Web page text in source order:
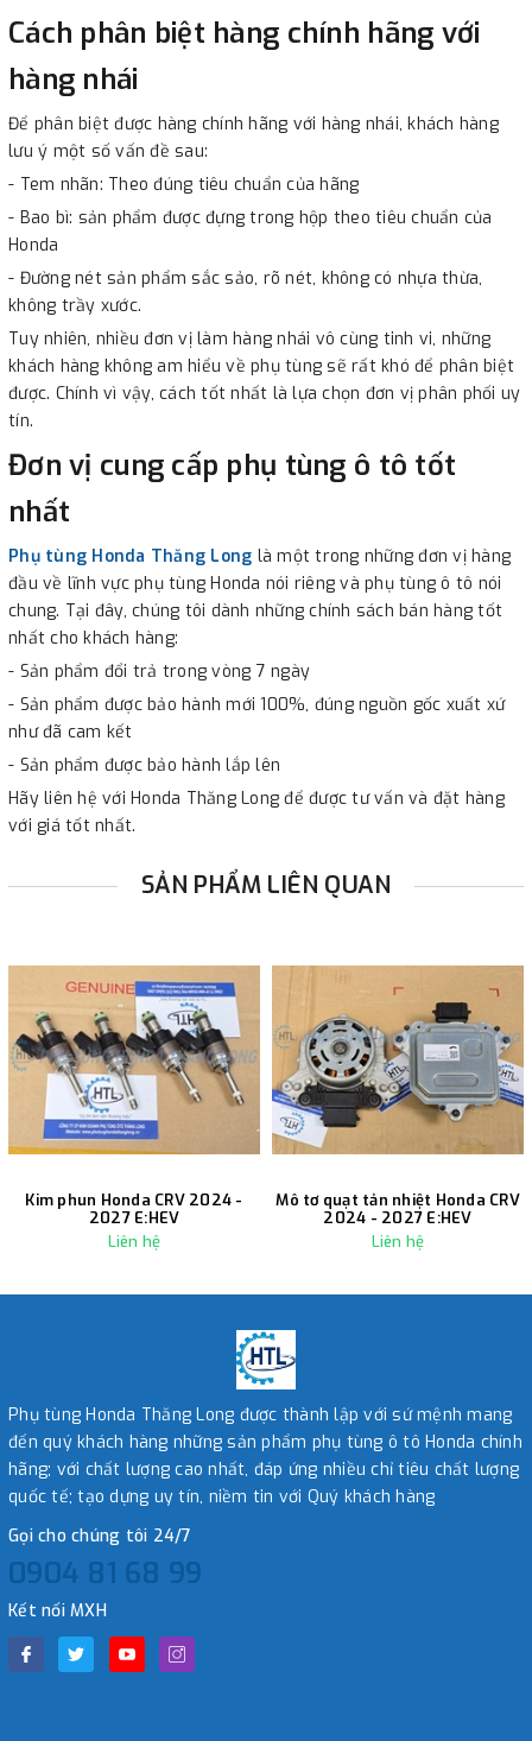
Cách phân biệt hàng chính hãng với
hàng nhái
Để phân biệt được hàng chính hãng với hàng nhái, khách hàng
lưu ý một số vấn đề sau:
- Tem nhãn: Theo đúng tiêu chuẩn của hãng
- Bao bì: sản phẩm được đựng trong hộp theo tiêu chuẩn của
Honda
- Đường nét sản phẩm sắc sảo, rõ nét, không có nhựa thừa,
không trầy xước.
Tuy nhiên, nhiều đơn vị làm hàng nhái vô cùng tinh vi, những
khách hàng không am hiểu về phụ tùng sẽ rất khó để phân biệt
được. Chính vì vậy, cách tốt nhất là lựa chọn đơn vị phân phối uy
tín.
Đơn vị cung cấp phụ tùng ô tô tốt
nhất
Phụ tùng Honda Thăng Long là một trong những đơn vị hàng
đầu về lĩnh vực phụ tùng Honda nói riêng và phụ tùng ô tô nói
chung. Tại đây, chúng tôi dành những chính sách bán hàng tốt
nhất cho khách hàng:
- Sản phẩm đổi trả trong vòng 7 ngày
- Sản phẩm được bảo hành mới 100%, đúng nguồn gốc xuất xứ
như đã cam kết
- Sản phẩm được bảo hành lắp lên
Hãy liên hệ với Honda Thăng Long để được tư vấn và đặt hàng
với giá tốt nhất.
SẢN PHẨM LIÊN QUAN
Kim phun Honda CRV 2024 -
2027 E:HEV
Liên hệ
Mô tơ quạt tản nhiệt Honda CRV
2024 - 2027 E:HEV
Liên hệ
Phụ tùng Honda Thăng Long được thành lập với sứ mệnh mang
đến quý khách hàng những sản phẩm phụ tùng ô tô Honda chính
hãng; với chất lượng cao nhất, đáp ứng nhiều chỉ tiêu chất lượng
quốc tế; tạo dựng uy tín, niềm tin với Quý khách hàng
Gọi cho chúng tôi 24/7
0904 81 68 99
Kết nối MXH